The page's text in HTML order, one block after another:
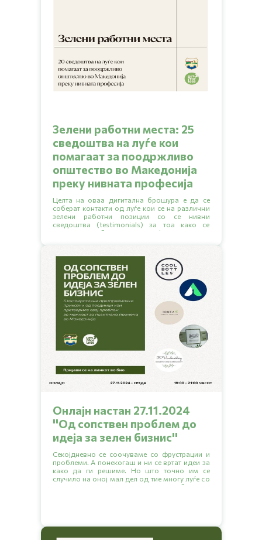
Зелени работни места: 25
сведоштва на луѓе кои
помагаат за поодржливо
општество во Македонија
преку нивната професија
Целта на оваа дигитална брошура е да се
соберат контакти од луѓе кои се на различни
зелени работни позиции со се нивни
сведоштва (testimonials) за тоа како се
решиле да работат ваква професија, како го
работно место и слично.
Онлајн настан 27.11.2024
''Од сопствен проблем до
идеја за зелен бизниc''
Секојдневно се соочуваме со фрустрации и
проблеми. А понекогаш и ни се вртат идеи за
како да ги решиме. Но што точно им се
случило на оној мал дел од тие многу луѓе со
идеи за да се решат да започнат свој бизнис и